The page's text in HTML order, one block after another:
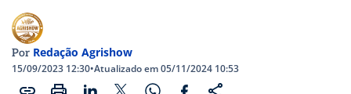
Por Redação Agrishow
15/09/2023 12:30•Atualizado em 05/11/2024 10:53